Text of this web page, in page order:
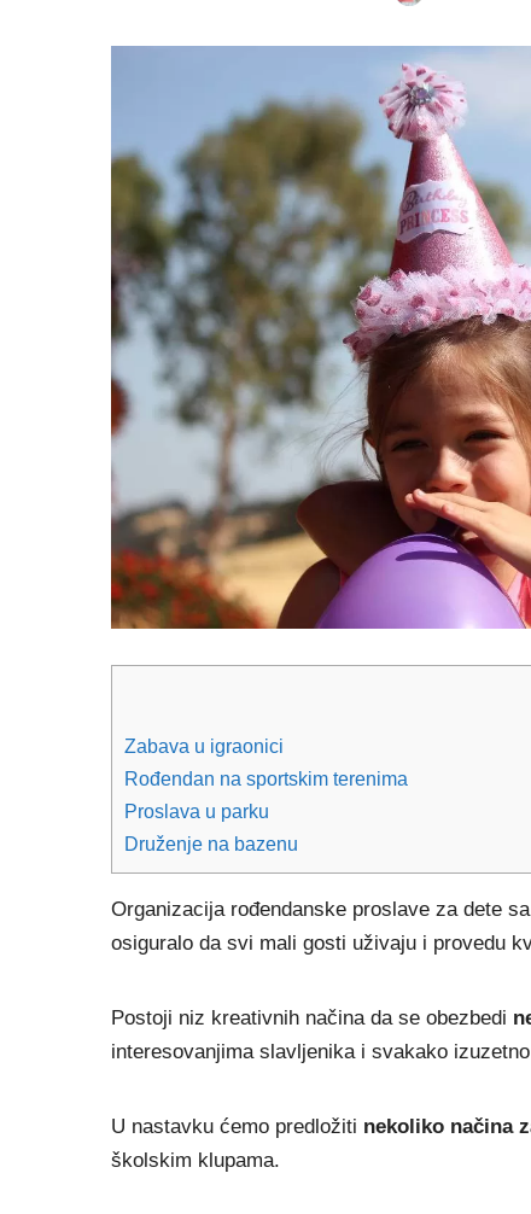
Zabava u igraonici
Rođendan na sportskim terenima
Proslava u parku
Druženje na bazenu
Organizacija rođendanske proslave za dete
osiguralo da svi mali gosti uživaju i provedu
Postoji niz kreativnih načina da se obezbedi
interesovanjima slavljenika i svakako
U nastavku ćemo predložiti nekoliko načina
školskim klupama.